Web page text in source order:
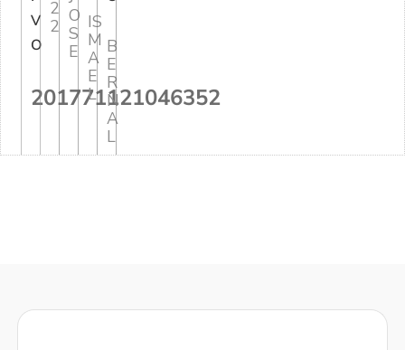
V
O
201771121046352
2
2 O
S
E
IS
M
A
E
L
B
E
R
N
A
L